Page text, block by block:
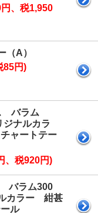
、税1,950
A）
85円)
バラム
ナルカラ
ートテー
、税920円)
バラム300
カラー 紺甚
ル